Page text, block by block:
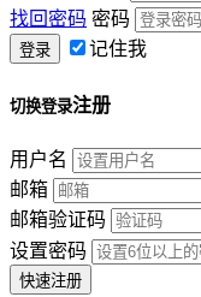
找回密码 密码
记住我
切换登录注册
用户名
邮箱
邮箱验证码
设置密码